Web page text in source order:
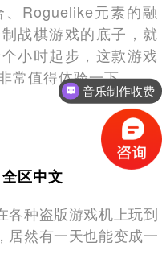
Roguelike元素的融
战棋游戏的底子，就
小时起步，这款游戏
常值得体验一下。
全区中文
各种盗版游戏机上玩到
居然有一天也能变成一
音乐制作收费